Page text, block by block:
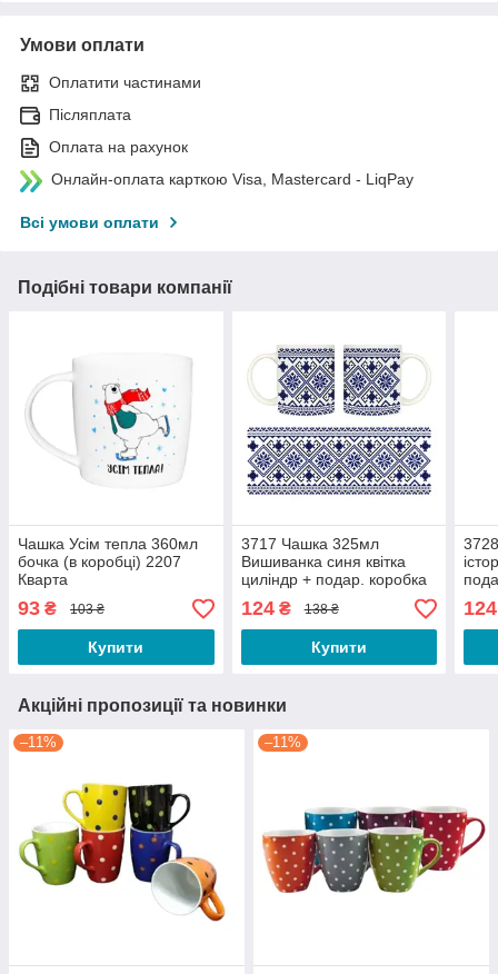
Умови оплати
Оплатити частинами
Післяплата
Оплата на рахунок
Онлайн-оплата карткою Visa, Mastercard - LiqPay
Всі умови оплати
Подібні товари компанії
Чашка Усім тепла 360мл
бочка (в коробці) 2207
Кварта
93 ₴ 103 ₴
Купити
3717 Чашка 325мл
Вишиванка синя квітка
циліндр + подар. коробка
Kvarta (9шт/уп)
124₴ 138 ₴
Купити
124
Акційні пропозиції та новинки
–11% –11%